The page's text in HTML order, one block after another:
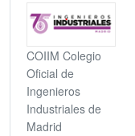
COIIM Colegio
Oficial de
Ingenieros
Industriales de
Madrid